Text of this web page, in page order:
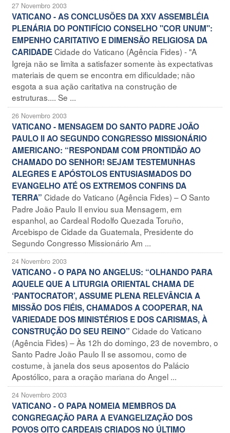
27 Novembro 2003
VATICANO - AS CONCLUSÕES DA XXV ASSEMBLÉIA
PLENÁRIA DO PONTIFÍCIO CONSELHO "COR UNUM":
EMPENHO CARITATIVO E DIMENSÃO RELIGIOSA DA
CARIDADECidade do Vaticano (Agência Fides) - "A
Igreja não se limita a satisfazer somente às expectativas
materiais de quem se encontra em dificuldade; não
esgota a sua ação caritativa na construção de
estruturas.... Se ...
26 Novembro 2003
VATICANO - MENSAGEM DO SANTO PADRE JOÃO
PAULO II AO SEGUNDO CONGRESSO MISSIONÁRIO
AMERICANO: “RESPONDAM COM PRONTIDÃO AO
CHAMADO DO SENHOR! SEJAM TESTEMUNHAS
ALEGRES E APÓSTOLOS ENTUSIASMADOS DO
EVANGELHO ATÉ OS EXTREMOS CONFINS DA
TERRA” Cidade do Vaticano (Agência Fides) – O Santo
Padre João Paulo II enviou sua Mensagem, em
espanhol, ao Cardeal Rodolfo Quezada Toruño,
Arcebispo de Cidade da Guatemala, Presidente do
Segundo Congresso Missionário Am ...
24 Novembro 2003
VATICANO - O PAPA NO ANGELUS: “OLHANDO PARA
AQUELE QUE A LITURGIA ORIENTAL CHAMA DE
‘PANTOCRATOR’, ASSUME PLENA RELEVÂNCIA A
MISSÃO DOS FIÉIS, CHAMADOS A COOPERAR, NA
VARIEDADE DOS MINISTÉRIOS E DOS CARISMAS, À
CONSTRUÇÃO DO SEU REINO” Cidade do Vaticano
(Agência Fides) – Às 12h do domingo, 23 de novembro, o
Santo Padre João Paulo II se assomou, como de
costume, à janela dos seus aposentos do Palácio
Apostólico, para a oração mariana do Angel ...
24 Novembro 2003
VATICANO - O PAPA NOMEIA MEMBROS DA
CONGREGAÇÃO PARA A EVANGELIZAÇÃO DOS
POVOS OITO CARDEAIS CRIADOS NO ÚLTIMO